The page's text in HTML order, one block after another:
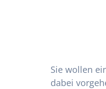
Sie wollen
dabei